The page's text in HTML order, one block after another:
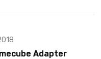
Adapter